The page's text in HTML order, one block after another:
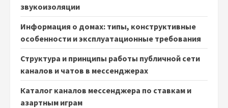
звукоизоляции
Информация о домах: типы, конструктивные
особенности и эксплуатационные требования
Структура и принципы работы публичной сети
каналов и чатов в мессенджерах
Каталог каналов мессенджера по ставкам и
азартным играм